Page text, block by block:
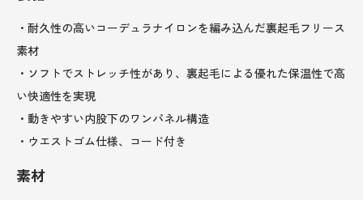
・耐久性の高いコーデュラナイロンを編み込んだ裏起毛フリース
素材
・ソフトでストレッチ性があり、裏起毛による優れた保温性で高
い快適性を実現
・動きやすい内股下のワンパネル構造
・ウエストゴム仕様、コード付き
素材